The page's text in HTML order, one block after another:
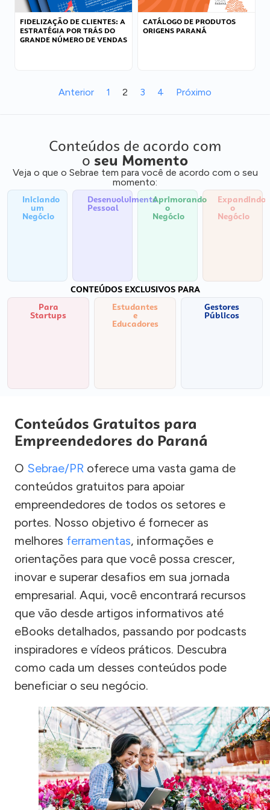
FIDELIZAÇÃO DE CLIENTES: A
ESTRATÉGIA POR TRÁS DO
GRANDE NÚMERO DE VENDAS
CATÁLOGO DE PRODUTOS
ORIGENS PARANÁ
Anterior 1 2 3 4 Próximo
Conteúdos de acordo com
o seu Momento
Veja o que o Sebrae tem para você de acordo com o seu
momento:
Iniciando
um
Negócio
Desenvolvimento
Pessoal
Aprimorando
o
Negócio
Expandindo
o
Negócio
CONTEÚDOS EXCLUSIVOS PARA
Para
Startups
Estudantes
e
Educadores
Gestores
Públicos
Conteúdos Gratuitos para
Empreendedores do Paraná
O Sebrae/PR oferece uma vasta gama de
conteúdos gratuitos para apoiar
empreendedores de todos os setores e
portes. Nosso objetivo é fornecer as
melhores ferramentas, informações e
orientações para que você possa crescer,
inovar e superar desafios em sua jornada
empresarial. Aqui, você encontrará recursos
que vão desde artigos informativos até
eBooks detalhados, passando por podcasts
inspiradores e vídeos práticos. Descubra
como cada um desses conteúdos pode
beneficiar o seu negócio.